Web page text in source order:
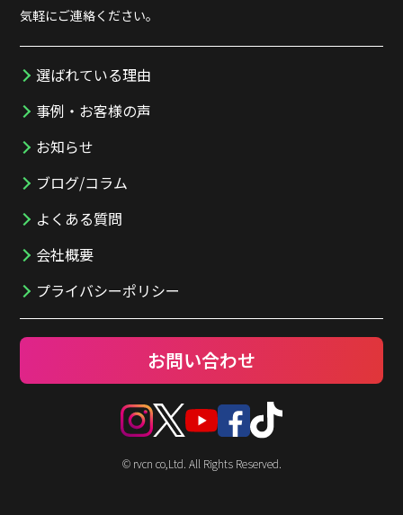
気軽にご連絡ください。
選ばれている理由
事例・お客様の声
お知らせ
ブログ/コラム
よくある質問
会社概要
プライバシーポリシー
お問い合わせ
© rvcn co,Ltd. All Rights Reserved.